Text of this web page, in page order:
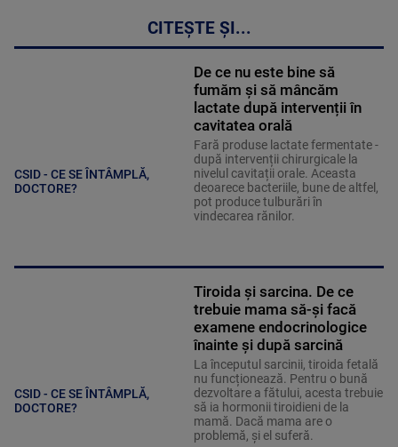
CITEȘTE ȘI...
CSID - CE SE ÎNTÂMPLĂ,
DOCTORE?
De ce nu este bine să
fumăm și să mâncăm
lactate după intervenții în
cavitatea orală
Fară produse lactate fermentate -
după intervenții chirurgicale la
nivelul cavitații orale. Aceasta
deoarece bacteriile, bune de altfel,
pot produce tulburări în
vindecarea rănilor.
CSID - CE SE ÎNTÂMPLĂ,
DOCTORE?
Tiroida și sarcina. De ce
trebuie mama să-și facă
examene endocrinologice
înainte și după sarcină
La începutul sarcinii, tiroida fetală
nu funcționează. Pentru o bună
dezvoltare a fătului, acesta trebuie
să ia hormonii tiroidieni de la
mamă. Dacă mama are o
problemă, și el suferă.